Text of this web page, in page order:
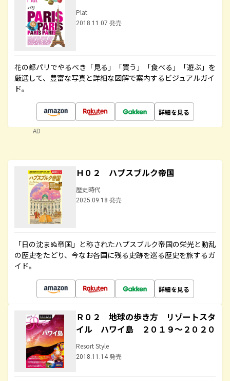
Plat
2018.11.07 発売
花の都パリでやるべき「見る」「買う」「食べる」「遊ぶ」を
厳選して、豊富な写真と詳細な図解で案内するビジュアルガイ
ド。
詳細を見る
AD
Ｈ０２ ハプスブルク帝国
歴史時代
2025.09.18 発売
「日の沈まぬ帝国」と称されたハプスブルク帝国の栄光と動乱
の歴史をたどり、今なお各国に残る史跡を巡る歴史を旅するガ
イド。
詳細を見る
Ｒ０２ 地球の歩き方 リゾートスタ
イル ハワイ島 ２０１９～２０２０
Resort Style
2018.11.14 発売